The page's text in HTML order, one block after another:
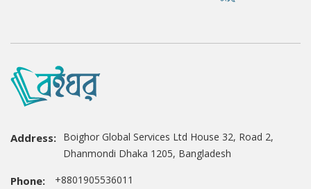
Address: Boighor Global Services Ltd House 32, Road 2,
Dhanmondi Dhaka 1205, Bangladesh
Phone: +8801905536011